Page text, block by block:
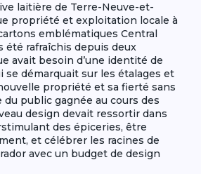
laitière de Terre-Neuve-et-
propriété et exploitation locale à
emblématiques Central
été rafraîchis depuis deux
avait besoin d’une identité de
se démarquait sur les étalages et
propriété et sa fierté sans
public gagnée au cours des
design devait ressortir dans
des épiceries, être
et célébrer les racines de
avec un budget de design